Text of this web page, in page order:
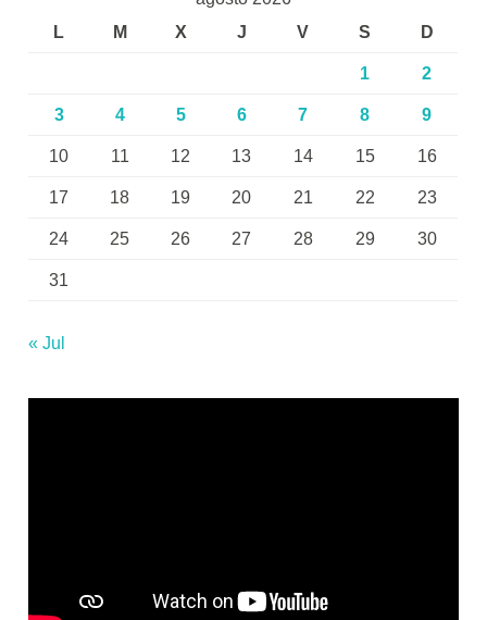
L
M X J V S D
1 2
3 4 5 6 7 8 9
10 11 12 13 14 15 16
17 18 19 20 21 22 23
24 25 26 27 28 29 30
31
« Jul